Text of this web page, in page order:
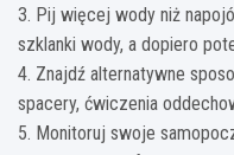
3. Pij więcej wody niż
szklanki wody, a dopiero
4. Znajdź alternatywne
spacery, ćwiczenia
5. Monitoruj swoje